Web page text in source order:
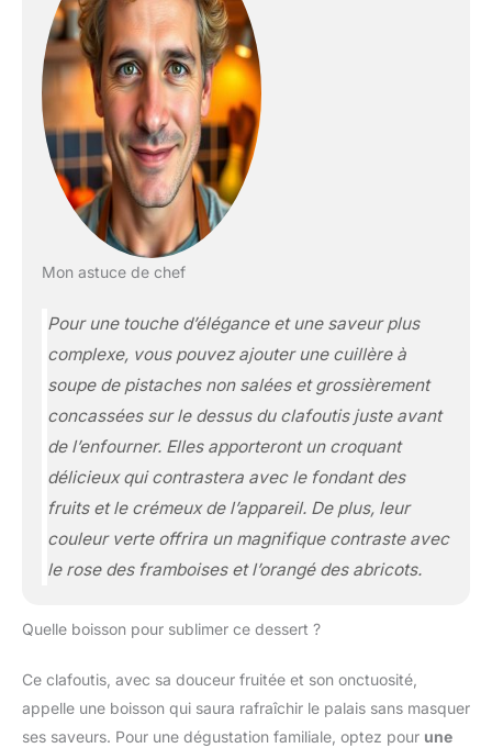
Mon astuce de chef
Pour une touche d’élégance et une saveur plus
complexe, vous pouvez ajouter une cuillère à
soupe de pistaches non salées et grossièrement
concassées sur le dessus du clafoutis juste avant
de l’enfourner. Elles apporteront un croquant
délicieux qui contrastera avec le fondant des
fruits et le crémeux de l’appareil. De plus, leur
couleur verte offrira un magnifique contraste avec
le rose des framboises et l’orangé des abricots.
Quelle boisson pour sublimer ce dessert ?
Ce clafoutis, avec sa douceur fruitée et son onctuosité,
appelle une boisson qui saura rafraîchir le palais sans masquer
ses saveurs. Pour une dégustation familiale, optez pour une